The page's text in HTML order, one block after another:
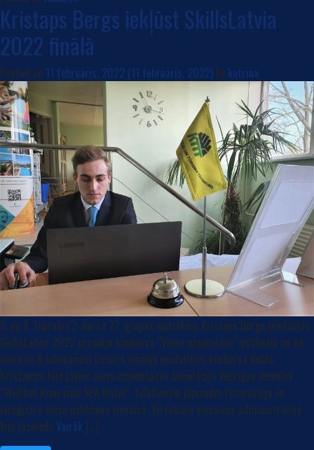
Kristaps Bergs iekļūst SkillsLatvia
2022 finālā
Posted on 11 februāris, 2022 (11 februāris, 2022) by katrina
8. un 9. februārī 2. kursa 27. grupas audzēknis Kristaps Bergs piedalījās
SkillsLatvia 2022 prasmju konkursa “Viesu uzņemšana” pusfinālā un kā
viens no 6 labākajiem izcīnīja iespēju piedalīties konkursa finālā.
Kristapam bija jāveic viesu uzņemšanas simulācija Vecrīgas viesnīcā
“Wellton Riverside SPA Hotel”, telefoniski jāpieņem rezervācija un
jāreģistrē viesu palikšana viesnīcā. Virtuālajā viesnīcas administrācijā
bija jāsniedz Vairāk […]